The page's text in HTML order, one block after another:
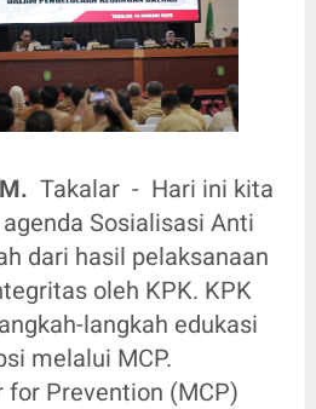
Takalar - Hari ini kita
Sosialisasi Anti
dari hasil pelaksanaan
oleh KPK. KPK
langkah edukasi
melalui MCP.
Prevention (MCP)